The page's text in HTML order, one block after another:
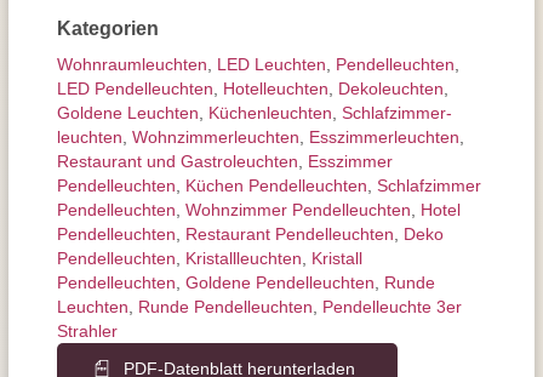
Kategorien
Wohnraum­leuchten LED Leuchten Pendel­leuchten
LED Pendelleuchten
Hotelleuchten Dekoleuchten
Goldene Leuchten
Küchenleuchten Schlafzimmer­
leuchten Wohnzimmer­leuchten Esszimmer­­leuchten
Restaurant und Gastroleuchten
Esszimmer
Pendelleuchten
Küchen Pendelleuchten Schlafzimmer
Pendelleuchten Wohnzimmer Pendelleuchten
Hotel
Pendelleuchten
Restaurant Pendelleuchten
Deko
Pendelleuchten
Kristallleuchten
Kristall
Pendelleuchten Goldene Pendelleuchten
Runde
Leuchten
Runde Pendelleuchten
Pendelleuchte 3er
Strahler
PDF-Datenblatt herunterladen